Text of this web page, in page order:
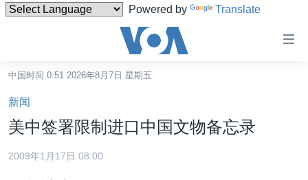
Powered by Translate
碍
链
接
跳
转
中国时间 0:51 2026年8月7日 星期五
新闻
美中签署限制进口中国文物备忘录
2009年1月17日 08:00